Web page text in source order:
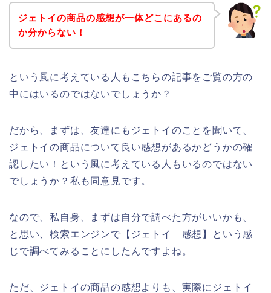
ジェトイの商品の感想が一体どこにあるの
か分からない！
という風に考えている人もこちらの記事をご覧の方の
中にはいるのではないでしょうか？
だから、まずは、友達にもジェトイのことを聞いて、
ジェトイの商品について良い感想があるかどうかの確
認したい！という風に考えている人もいるのではない
でしょうか？私も同意見です。
なので、私自身、まずは自分で調べた方がいいかも、
と思い、検索エンジンで【ジェトイ 感想】という感
じで調べてみることにしたんですよね。
ただ、ジェトイの商品の感想よりも、実際にジェトイ